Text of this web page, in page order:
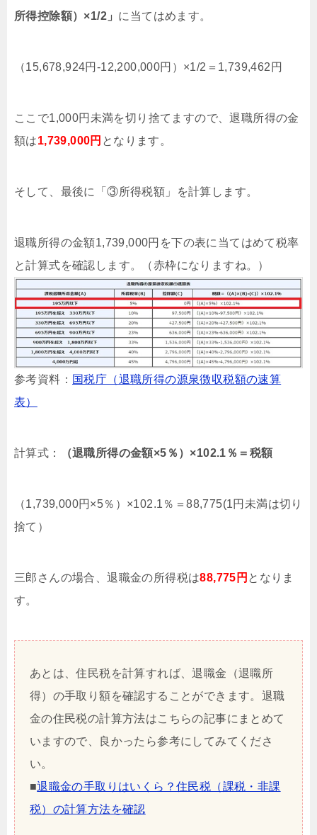
所得控除額）×1/2」 に当てはめます。
（15,678,924円-12,200,000円）×1/2＝1,739,462円
ここで1,000円未満を切り捨てますので、退職所得の金
額は1,739,000円 となります。
そして、最後に「③所得税額」を計算します。
退職所得の金額1,739,000円を下の表に当てはめて税率
と計算式を確認します。（赤枠になりますね。）
参考資料： 国税庁（退職所得の源泉徴収税額の速算
表）
計算式： （退職所得の金額×5％）×102.1％＝税額
（1,739,000円×5％）×102.1％＝88,775(1円未満は切り
捨て）
三郎さんの場合、退職金の所得税は88,775円 となりま
す。
あとは、住民税を計算すれば、退職金（退職所
得）の手取り額を確認することができます。退職
金の住民税の計算方法はこちらの記事にまとめて
いますので、良かったら参考にしてみてくださ
い。
■退職金の手取りはいくら？住民税（課税・非課
税）の計算方法を確認